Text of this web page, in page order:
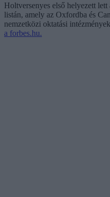
Holtversenyes első helyezett
listán, amely az Oxfordba és
nemzetközi oktatási
a forbes.hu.